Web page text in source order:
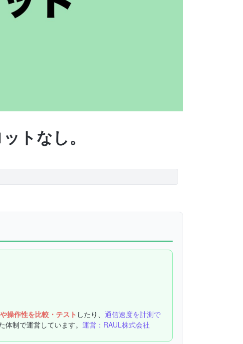
トなし。
操作性を比較・テスト したり、 通信速度を計測で
制で運営しています。 運営：RAUL株式会社